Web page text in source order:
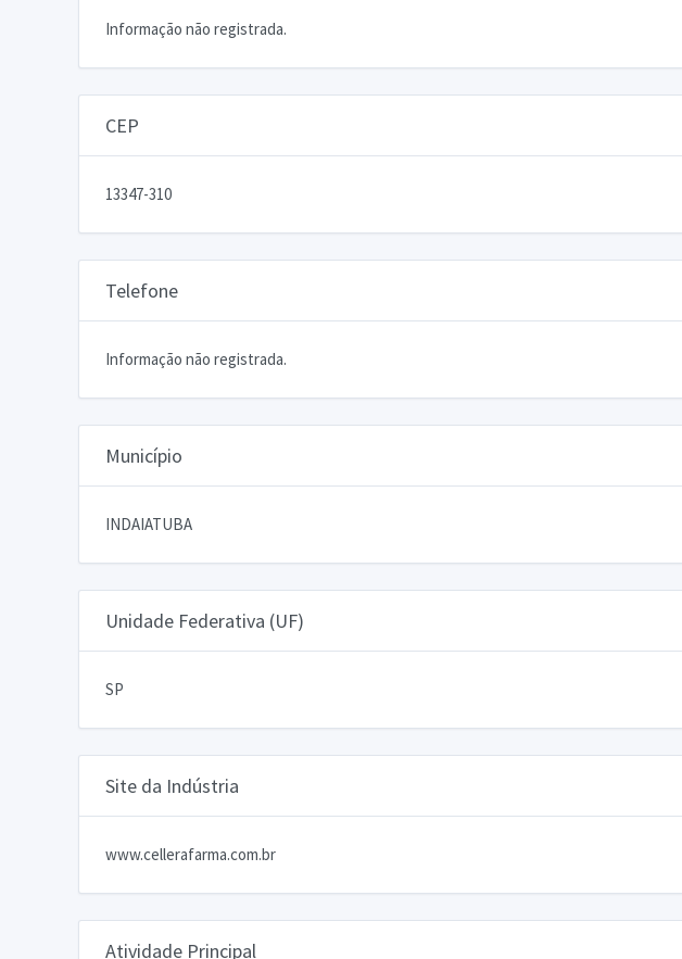
Informação não registrada.
CEP
13347-310
Telefone
Informação não registrada.
Município
INDAIATUBA
Unidade Federativa (UF)
SP
Site da Indústria
www.cellerafarma.com.br
Atividade Principal